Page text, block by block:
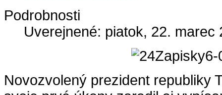
Podrobnosti
Uverejnené: piatok, 22. marec
Novozvolený prezident republiky